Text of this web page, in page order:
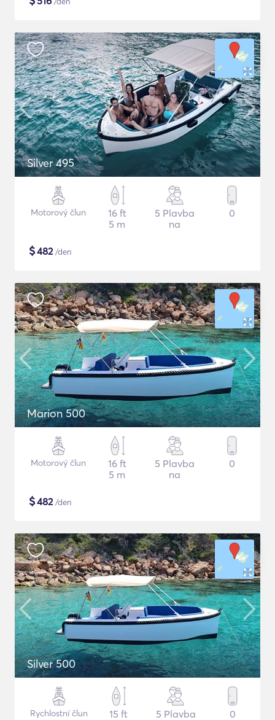
Silver 495
Motorový člun
16 ft
5 m
5 Plavba
na
0
$482/den
Marion 500
Motorový člun
16 ft
5 m
5 Plavba
na
0
$482/den
Silver 500
Rychlostní člun
15 ft
5 Plavba
0